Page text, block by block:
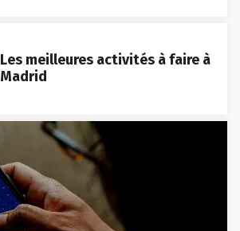
Les meilleures activités à faire à
Madrid